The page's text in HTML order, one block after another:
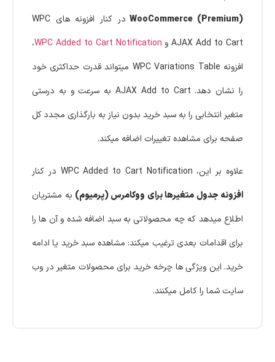
WooCommerce (Premium)
در کنار افزونه های WPC
AJAX Add to Cart و
WPC Added to Cart Notification،
افزونه WPC Variations Table میتواند قدرت حداکثری خود
را نشان دهد. AJAX Add to Cart به سرعت و به درستی
متغیر انتخابی را به سبد خرید بدون نیاز به بارگذاری مجدد کل
صفحه برای مشاهده تغییرات اضافه میکند.
علاوه بر این، WPC Added to Cart Notification در کنار
افزونه جدول متغیرها برای ووکامرس (پرمیوم) به مشتریان
اطلاع میدهد که چه محصولاتی به سبد اضافه شده و آن ها را
برای اقدامات بعدی ترغیب میکند: مشاهده سبد خرید یا ادامه
خرید. این ویژگی ها چرخه خرید برای محصولات متغیر در وب
سایت شما را کامل میکنند.